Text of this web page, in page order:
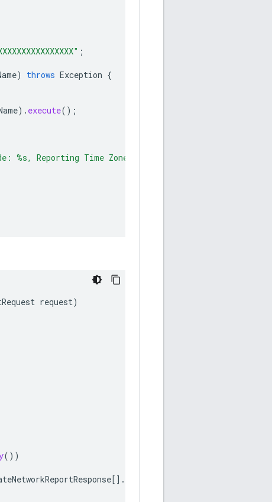
;
) throws Exception {
). execute();
%s, Reporting Time Zone: %s%n"
request)
())
[] .